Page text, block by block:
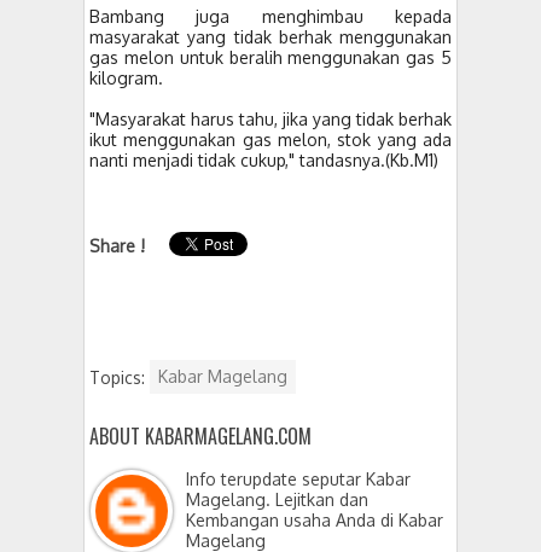
Bambang juga menghimbau kepada
masyarakat yang tidak berhak menggunakan
gas melon untuk beralih menggunakan gas 5
kilogram.
"Masyarakat harus tahu, jika yang tidak berhak
ikut menggunakan gas melon, stok yang ada
nanti menjadi tidak cukup," tandasnya.(Kb.M1)
Share !
Topics: Kabar Magelang
ABOUT KABARMAGELANG.COM
Info terupdate seputar Kabar
Magelang. Lejitkan dan
Kembangan usaha Anda di Kabar
Magelang